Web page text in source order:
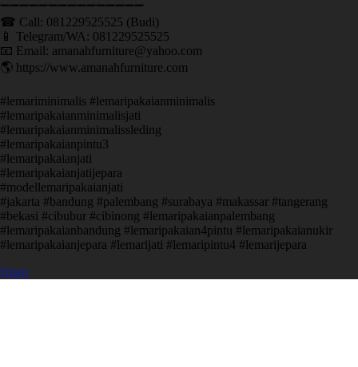
➖➖➖➖➖➖➖➖➖➖➖➖➖➖➖ ㅤ
☎ Call: 081229525525 (Budi)
📱 Telegram/WA: 081229525525
📧 Email: amanahfurniture@yahoo.com
🌎 https://www.amanahfurniture.com
#lemariminimalis #lemaripakaianminimalis
#lemaripakaianminimalisjati
#lemaripakaianminimalissleding
#lemaripakaianpintu3
#lemaripakaianjati
#lemaripakaianjatijepara
#modellemaripakaianjati
#jakarta #bandung #palembang #surabaya #makassar #tangerang
#bekasi #cibubur #cibinong #lemaripakaianpalembang
#lemaripakaianbandung #lemaripakaian4pintu #lemaripakaianukir
#lemaripakaianjepara #lemarijati #lemaripintu4 #lemarijepara
Open